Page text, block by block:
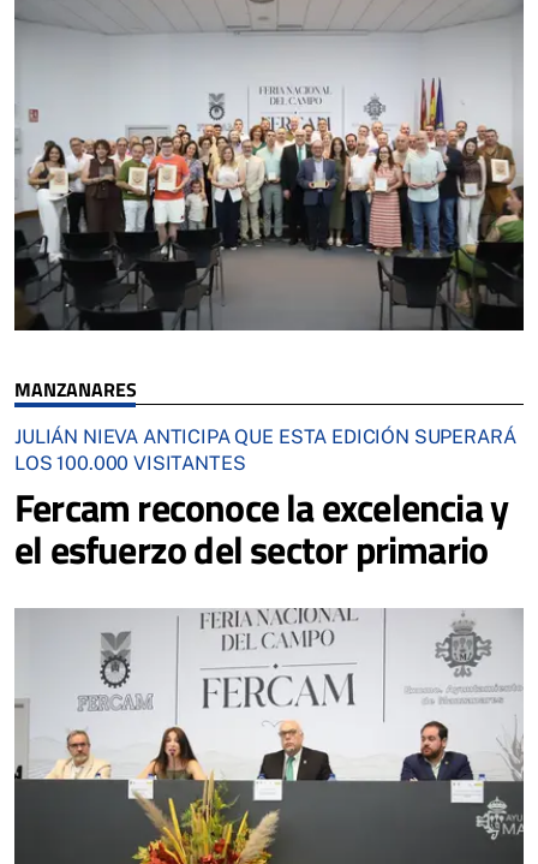
MANZANARES
JULIÁN NIEVA ANTICIPA QUE ESTA EDICIÓN SUPERARÁ
LOS 100.000 VISITANTES
Fercam reconoce la excelencia y
el esfuerzo del sector primario